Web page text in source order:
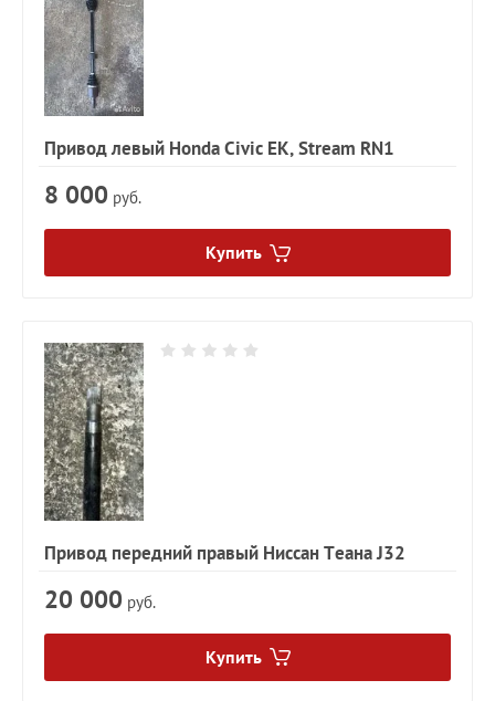
Привод левый Honda Civic EK, Stream RN1
8 000 руб.
Купить
Привод передний правый Ниссан Теана J32
20 000 руб.
Купить